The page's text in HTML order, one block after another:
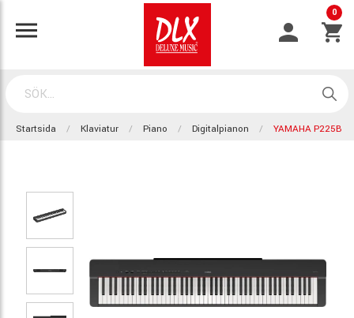
0
Startsida Klaviatur Piano Digitalpianon YAMAHA P225B